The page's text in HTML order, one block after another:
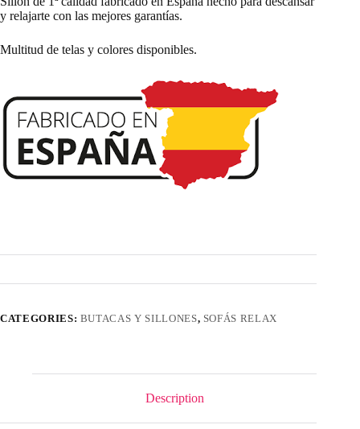
y relajarte con las mejores garantías.
Multitud de telas y colores disponibles.
CATEGORIES: BUTACAS Y SILLONES, SOFÁS RELAX
Description